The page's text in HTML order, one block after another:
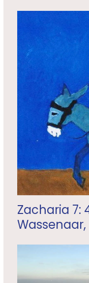
Zacharia 7:
Wassenaar,